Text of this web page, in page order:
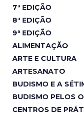
7ª EDIÇÃO
8ª EDIÇÃO
9ª EDIÇÃO
ALIMENTAÇÃO
ARTE E CULTURA
ARTESANATO
BUDISMO E A
BUDISMO PELOS
CENTROS DE